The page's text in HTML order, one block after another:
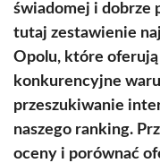
świadomej i dobrze
tutaj zestawienie
Opolu, które oferują
konkurencyjne
przeszukiwanie
naszego ranking.
oceny i porównać